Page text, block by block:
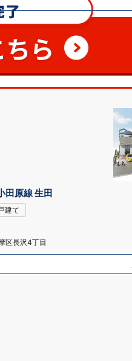
田原線 生田
建て
区長沢4丁目